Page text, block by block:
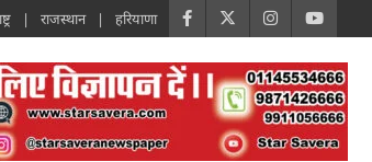
राजस्थान हरियाणा